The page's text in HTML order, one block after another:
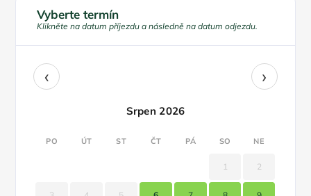
Vyberte termín
Klikněte na datum příjezdu a následně na datum odjezdu.
‹ ›
Srpen 2026
PO ÚT ST ČT PÁ SO NE
1 2